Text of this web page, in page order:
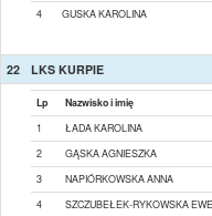
4
GUSKA KAROLINA
22 LKS KURPIE
Lp Nazwisko i imię
1
ŁADA KAROLINA
2
GĄSKA AGNIESZKA
3
NAPIÓRKOWSKA ANNA
4
SZCZUBEŁEK-RYKOWSKA